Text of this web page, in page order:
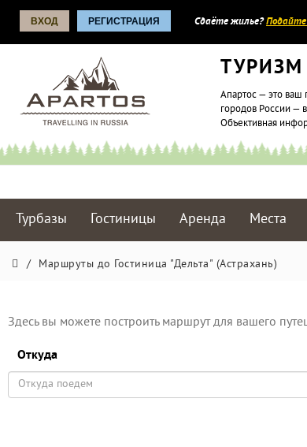
ВХОД РЕГИСТРАЦИЯ Сдаёте жилье?Подайте
Апартос — это ваш
городов России —
Объективная
Турбазы Гостиницы Аренда Места
/ Маршруты до Гостиница "Дельта" (Астрахань)
Здесь вы можете построить маршрут для вашего
Откуда